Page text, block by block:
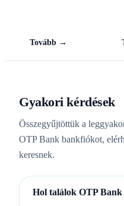
Tovább →
Gyakori kérdések
Összegyűjtöttük a
OTP Bank bankfiókot,
keresnek.
Hol találok OTP